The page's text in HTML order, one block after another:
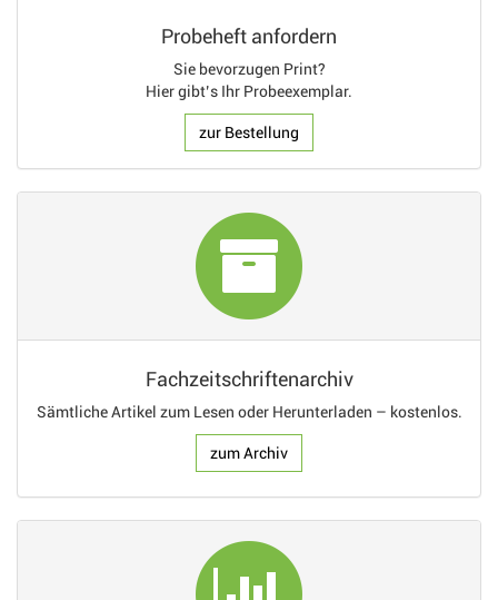
Probeheft anfordern
Sie bevorzugen Print?
Hier gibt’s Ihr Probeexemplar.
zur Bestellung
Fachzeitschriftenarchiv
Sämtliche Artikel zum Lesen oder Herunterladen – kostenlos.
zum Archiv